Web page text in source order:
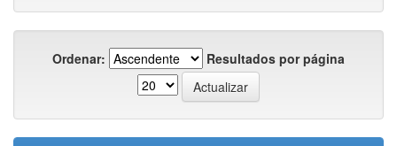
Ordenar: Resultados por página